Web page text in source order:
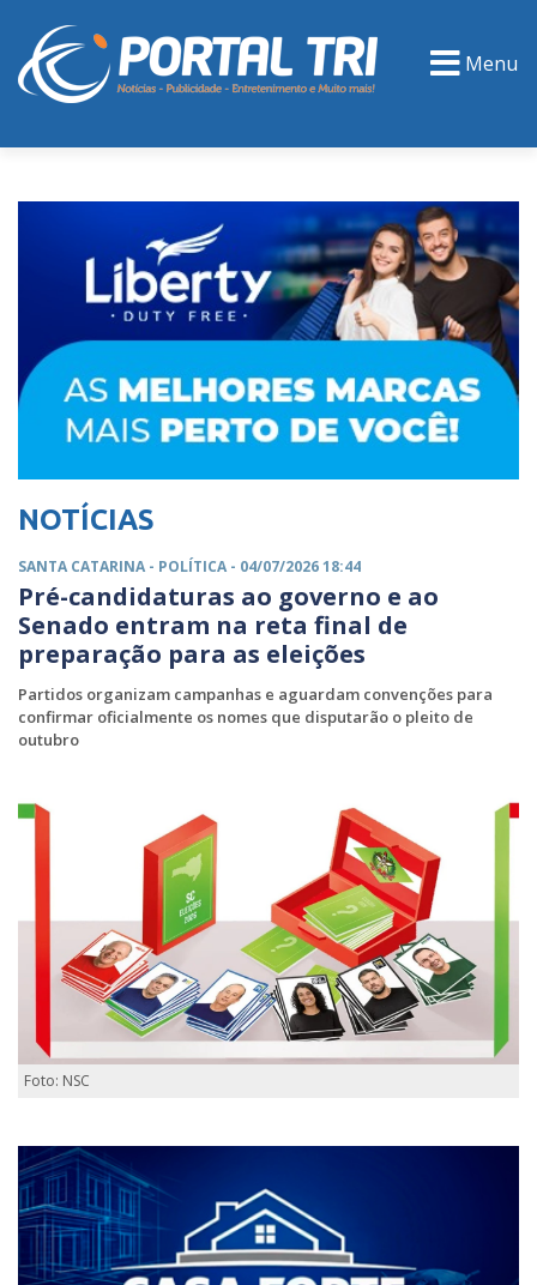
Menu
NOTÍCIAS
SANTA CATARINA - POLÍTICA - 04/07/2026 18:44
Pré-candidaturas ao governo e ao
Senado entram na reta final de
preparação para as eleições
Partidos organizam campanhas e aguardam convenções para
confirmar oficialmente os nomes que disputarão o pleito de
outubro
Foto: NSC